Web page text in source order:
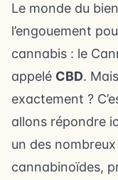
Le monde du
l’engouement
cannabis : le
appelé CBD.
exactement ?
allons répondre
un des
cannabinoïdes,